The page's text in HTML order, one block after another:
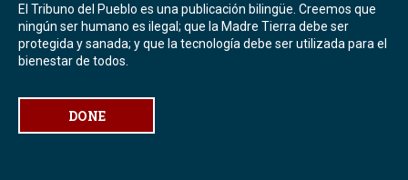
El Tribuno del Pueblo es una publicación bilingüe. Creemos que
ningún ser humano es ilegal; que la Madre Tierra debe ser
protegida y sanada; y que la tecnología debe ser utilizada para el
bienestar de todos.
DONE